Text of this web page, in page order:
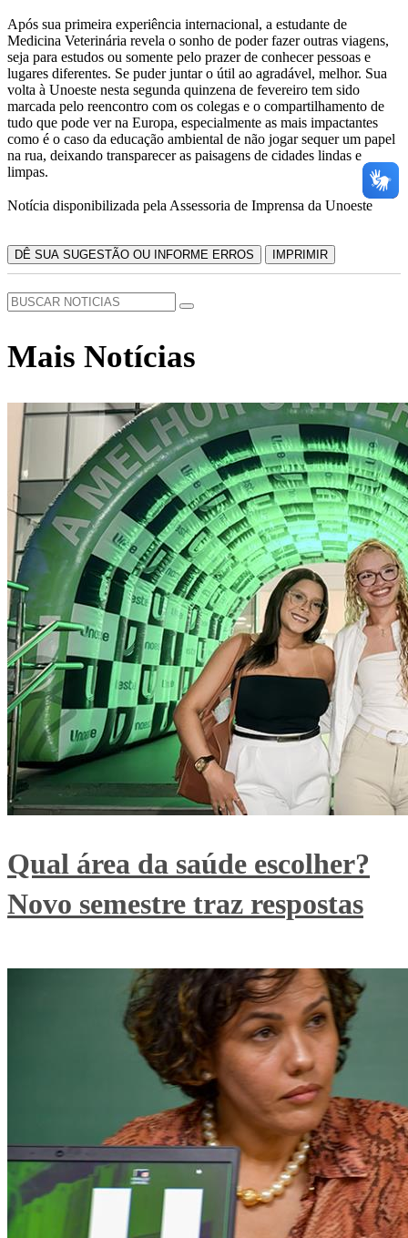
Após sua primeira experiência internacional, a estudante de
Medicina Veterinária revela o sonho de poder fazer outras viagens,
seja para estudos ou somente pelo prazer de conhecer pessoas e
lugares diferentes. Se puder juntar o útil ao agradável, melhor. Sua
volta à Unoeste nesta segunda quinzena de fevereiro tem sido
marcada pelo reencontro com os colegas e o compartilhamento de
tudo que pode ver na Europa, especialmente as mais impactantes
como é o caso da educação ambiental de não jogar sequer um papel
na rua, deixando transparecer as paisagens de cidades lindas e
limpas.
Notícia disponibilizada pela Assessoria de Imprensa da Unoeste
DÊ SUA SUGESTÃO OU INFORME ERROS IMPRIMIR
Mais Notícias
Qual área da saúde escolher?
Novo semestre traz respostas